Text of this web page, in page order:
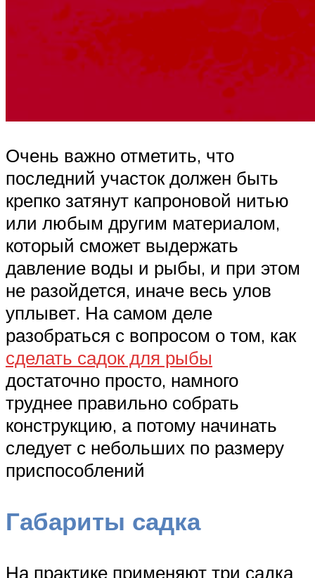
Очень важно отметить, что
последний участок должен быть
крепко затянут капроновой нитью
или любым другим материалом,
который сможет выдержать
давление воды и рыбы, и при этом
не разойдется, иначе весь улов
уплывет. На самом деле
разобраться с вопросом о том, как
сделать садок для рыбы
достаточно просто, намного
труднее правильно собрать
конструкцию, а потому начинать
следует с небольших по размеру
приспособлений
Габариты садка
На практике применяют три садка